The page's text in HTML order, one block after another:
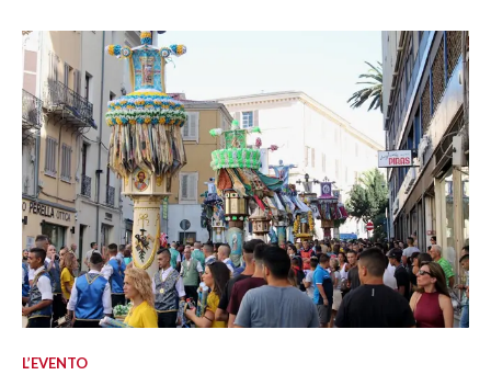
L’EVENTO